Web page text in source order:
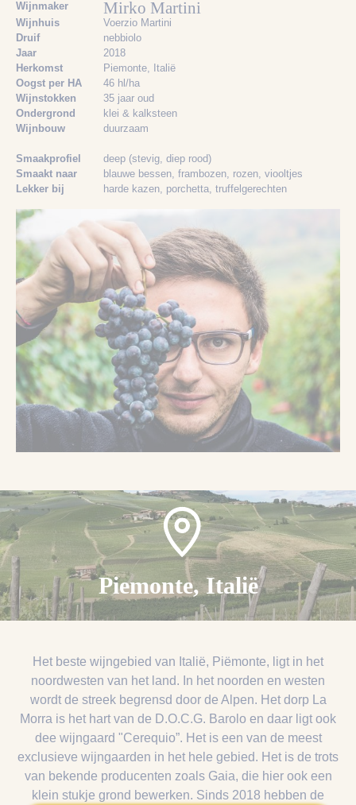
Wijnmaker Mirko Martini
Wijnhuis
Voerzio Martini
Druif
nebbiolo
Jaar
2018
Herkomst
Piemonte, Italië
Oogst per HA
46 hl/ha
Wijnstokken
35 jaar oud
Ondergrond
klei & kalksteen
Wijnbouw
duurzaam
Smaakprofiel
deep (stevig, diep rood)
Smaakt naar
blauwe bessen, frambozen, rozen, viooltjes
Lekker bij
harde kazen, porchetta, truffelgerechten
Piemonte, Italië
Het beste wijngebied van Italië, Piëmonte, ligt in het
noordwesten van het land. In het noorden en westen
wordt de streek begrensd door de Alpen. Het dorp La
Morra is het hart van de D.O.C.G. Barolo en daar ligt ook
dee wijngaard "Cerequio”. Het is een van de meest
exclusieve wijngaarden in het hele gebied. Het is de trots
van bekende producenten zoals Gaia, die hier ook een
klein stukje grond bewerken. Sinds 2018 hebben de